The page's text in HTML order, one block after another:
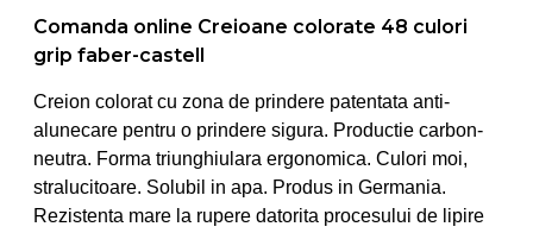
Comanda online Creioane colorate 48 culori
grip faber-castell
Creion colorat cu zona de prindere patentata anti-
alunecare pentru o prindere sigura. Productie carbon-
neutra. Forma triunghiulara ergonomica. Culori moi,
stralucitoare. Solubil in apa. Produs in Germania.
Rezistenta mare la rupere datorita procesului de lipire